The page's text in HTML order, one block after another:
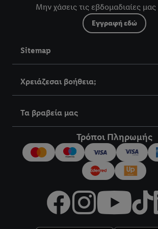
Μην χάσεις τις εβδομαδιαίες μας
Εγγραφή εδώ
Sitemap
Χρειάζεσαι βοήθεια;
Τα βραβεία μας
Τρόποι Πληρωμής